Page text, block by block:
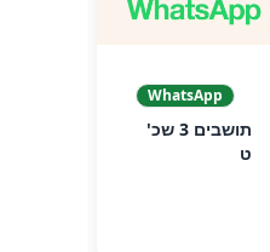
WhatsApp
תושבים 3 שכ'
ט